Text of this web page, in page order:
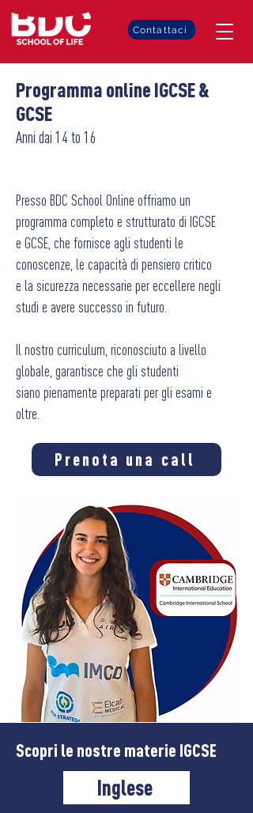
Contattaci
Programma online IGCSE &
GCSE
Anni dai 14 to 16
Presso BDC School Online offriamo un
programma completo e strutturato di IGCSE
e GCSE, che fornisce agli studenti le
conoscenze, le capacità di pensiero critico
e la sicurezza necessarie per eccellere negli
studi e avere successo in futuro.
Il nostro curriculum, riconosciuto a livello
globale, garantisce che gli studenti
siano pienamente preparati per gli esami e
oltre.
Prenota una call
Scopri le nostre materie IGCSE
Inglese